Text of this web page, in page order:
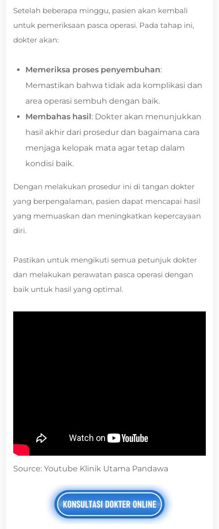
Setelah beberapa minggu, pasien akan kembali
untuk pemeriksaan pasca operasi. Pada tahap ini,
dokter akan:
Memeriksa proses penyembuhan:
Memastikan bahwa tidak ada komplikasi dan
area operasi sembuh dengan baik.
Membahas hasil: Dokter akan menunjukkan
hasil akhir dari prosedur dan bagaimana cara
menjaga kelopak mata agar tetap dalam
kondisi baik.
Dengan melakukan prosedur ini di tangan dokter
yang berpengalaman, pasien dapat mencapai hasil
yang memuaskan dan meningkatkan kepercayaan
diri.
Pastikan untuk mengikuti semua petunjuk dokter
dan melakukan perawatan pasca operasi dengan
baik untuk hasil yang optimal.
Source: Youtube Klinik Utama Pandawa